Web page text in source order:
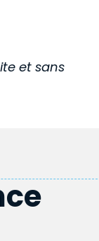
et sans